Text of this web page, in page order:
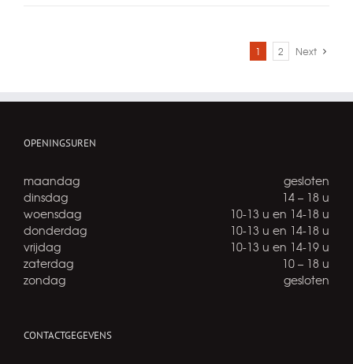
1 2 Next
OPENINGSUREN
maandag
gesloten
dinsdag
14 – 18 u
woensdag
10-13 u en 14-18 u
donderdag
10-13 u en 14-18 u
vrijdag
10-13 u en 14-19 u
zaterdag
10 – 18 u
zondag
gesloten
CONTACTGEGEVENS